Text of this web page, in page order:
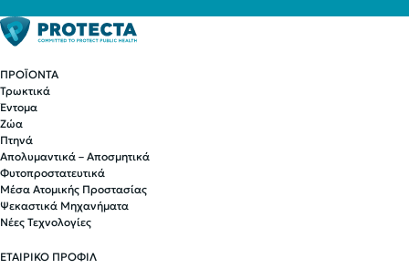
ΠΡΟΪΟΝΤΑ
Τρωκτικά
Έντομα
Ζώα
Πτηνά
Απολυμαντικά – Αποσμητικά
Φυτοπροστατευτικά
Μέσα Ατομικής Προστασίας
Ψεκαστικά Μηχανήματα
Νέες Τεχνολογίες
ΕΤΑΙΡΙΚΟ ΠΡΟΦΙΛ